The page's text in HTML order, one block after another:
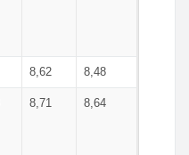
8,62 8,48
8,71 8,64